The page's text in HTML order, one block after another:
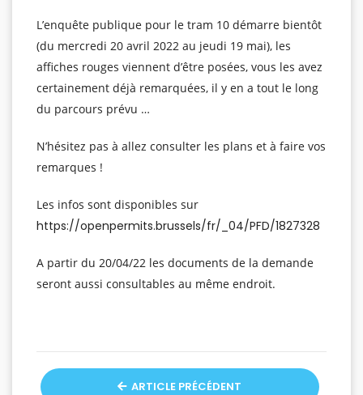
L’enquête publique pour le tram 10 démarre bientôt
(du mercredi 20 avril 2022 au jeudi 19 mai), les
affiches rouges viennent d’être posées, vous les avez
certainement déjà remarquées, il y en a tout le long
du parcours prévu …
N’hésitez pas à allez consulter les plans et à faire vos
remarques !
Les infos sont disponibles sur
https://openpermits.brussels/fr/_04/PFD/1827328
A partir du 20/04/22 les documents de la demande
seront aussi consultables au même endroit.
ARTICLE PRÉCÉDENT